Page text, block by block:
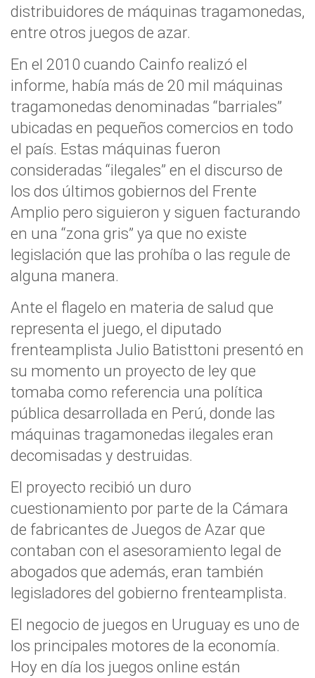
distribuidores de máquinas tragamonedas,
entre otros juegos de azar.
En el 2010 cuando Cainfo realizó el
informe, había más de 20 mil máquinas
tragamonedas denominadas “barriales”
ubicadas en pequeños comercios en todo
el país. Estas máquinas fueron
consideradas “ilegales” en el discurso de
los dos últimos gobiernos del Frente
Amplio pero siguieron y siguen facturando
en una “zona gris” ya que no existe
legislación que las prohíba o las regule de
alguna manera.
Ante el flagelo en materia de salud que
representa el juego, el diputado
frenteamplista Julio Batisttoni presentó en
su momento un proyecto de ley que
tomaba como referencia una política
pública desarrollada en Perú, donde las
máquinas tragamonedas ilegales eran
decomisadas y destruidas.
El proyecto recibió un duro
cuestionamiento por parte de la Cámara
de fabricantes de Juegos de Azar que
contaban con el asesoramiento legal de
abogados que además, eran también
legisladores del gobierno frenteamplista.
El negocio de juegos en Uruguay es uno de
los principales motores de la economía.
Hoy en día los juegos online están